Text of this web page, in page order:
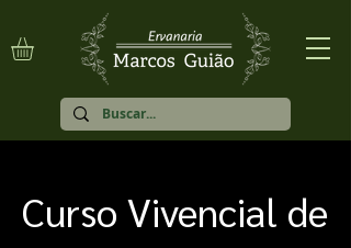
Curso Vivencial de